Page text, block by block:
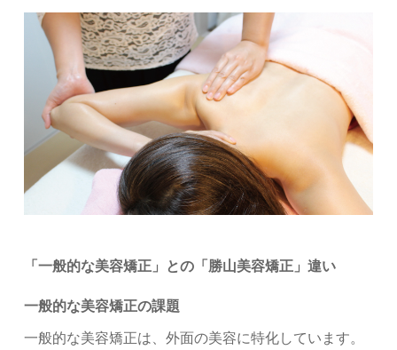
「一般的な美容矯正」との「勝山美容矯正」違い
一般的な美容矯正の課題
一般的な美容矯正は、外面の美容に特化しています。